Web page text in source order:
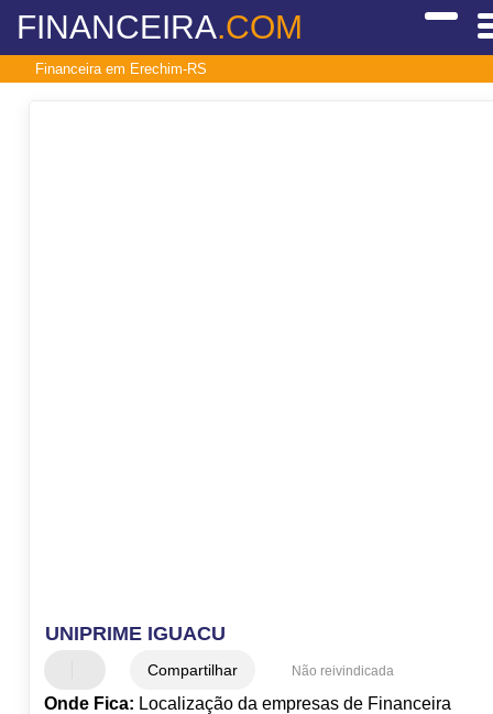
FINANCEIRA.COM
Financeira em Erechim-RS
UNIPRIME IGUACU
Compartilhar Não reivindicada
Onde Fica: Localização da empresas de Financeira